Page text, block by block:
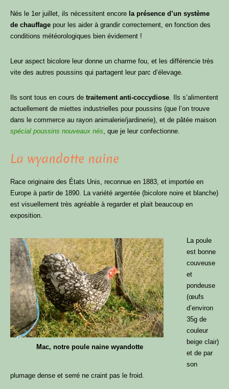
Nés le 1er juillet, ils nécessitent encore la présence d’un système
de chauffage pour les aider à grandir correctement, en fonction des
conditions météorologiques bien évidement !
Leur aspect bicolore leur donne un charme fou, et les différencie très
vite des autres poussins qui partagent leur parc d’élevage.
Ils sont tous en cours de traitement anti-coccydiose . Ils s’alimentent
actuellement de miettes industrielles pour poussins (que l’on trouve
dans le commerce au rayon animalerie/jardinerie), et de pâtée maison
spécial poussins nouveaux nés , que je leur confectionne.
La wyandotte naine
Race originaire des États Unis, reconnue en 1883, et importée en
Europe à partir de 1890. La variété argentée (bicolore noire et blanche)
est visuellement très agréable à regarder et plait beaucoup en
exposition.
Mac, notre poule naine wyandotte
La poule
est bonne
couveuse
et
pondeuse
(œufs
d’environ
35g de
couleur
beige clair)
et de par
son
plumage dense et serré ne craint pas le froid.